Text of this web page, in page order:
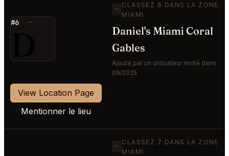
#6 —
—
CLASSEZ 6 DANS LA ZONE
MIAMI
Daniel's Miami Coral
Gables
Ajouté par un utilisateur invité dans
09/2025
View Location Page
Mentionner le lieu
—
CLASSEZ 7 DANS LA ZONE
MIAMI